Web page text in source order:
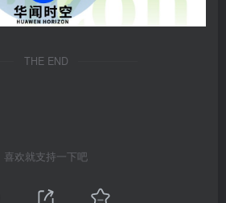
THE END
喜欢就支持一下吧